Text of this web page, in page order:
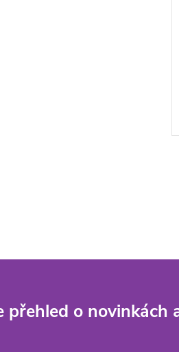
přehled o novinkách